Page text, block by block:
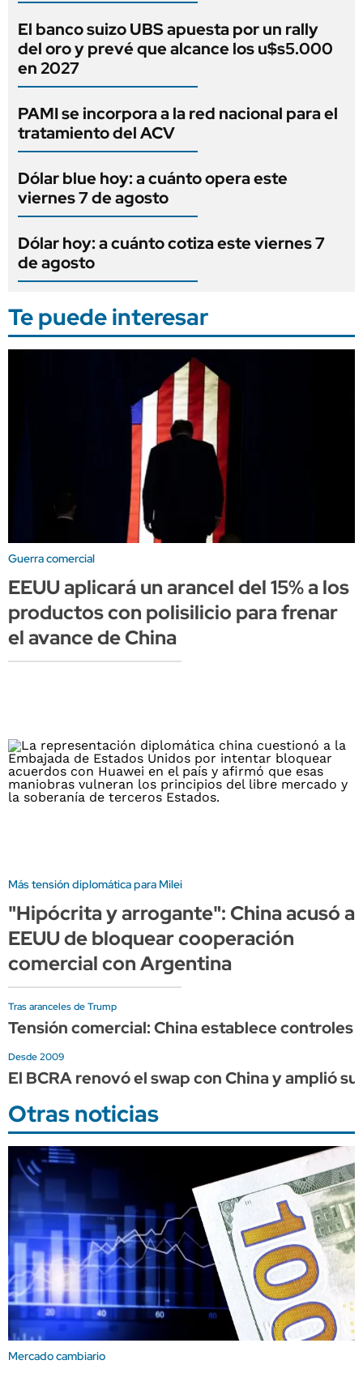
El banco suizo UBS apuesta por un rally
del oro y prevé que alcance los u$s5.000
en 2027
PAMI se incorpora a la red nacional para el
tratamiento del ACV
Dólar blue hoy: a cuánto opera este
viernes 7 de agosto
Dólar hoy: a cuánto cotiza este viernes 7
de agosto
Te puede interesar
Guerra comercial
EEUU aplicará un arancel del 15% a los
productos con polisilicio para frenar
el avance de China
Más tensión diplomática para Milei
"Hipócrita y arrogante": China acusó a
EEUU de bloquear cooperación
comercial con Argentina
Tras aranceles de Trump
Tensión comercial: China establece controles
Desde 2009
El BCRA renovó el swap con China y amplió
Otras noticias
Mercado cambiario